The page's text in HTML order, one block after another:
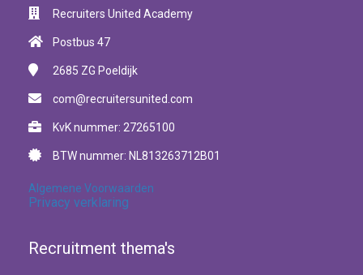
Recruiters United Academy
Postbus 47
2685 ZG Poeldijk
com@recruitersunited.com
KvK nummer: 27265100
BTW nummer: NL813263712B01
Algemene Voorwaarden
Privacy verklaring
Recruitment thema's